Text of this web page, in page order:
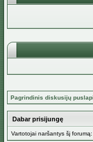
Pagrindinis diskusijų
Dabar prisijungę
Vartotojai naršantys šį